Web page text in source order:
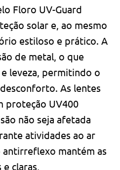
Floro UV-Guard
solar e, ao mesmo
estiloso e prático. A
de metal, o que
leveza, permitindo o
As lentes
proteção UV400
não seja afetada
atividades ao ar
mantém as
claras,